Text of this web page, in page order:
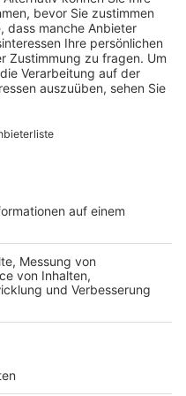
Sie haben ihre
des zweiten
sind separat
am frühen Abend
schnell
war weithin sichtbar.
wurde eine Drohne
am Vormittag bei
der Malteserstraße